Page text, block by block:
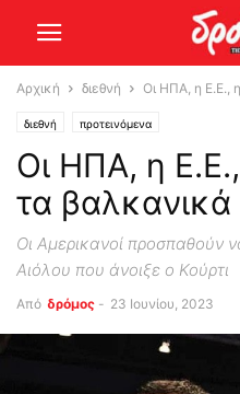
Αρχική διεθνή Οι ΗΠΑ, η Ε.Ε.,
διεθνή προτεινόμενα
Οι ΗΠΑ, η
τα βαλκανικά
Οι Αμερικανοί προσπαθούν
Αιόλου που άνοιξε ο Κούρτι
Από δρόμος - 23 Ιουνίου, 2023